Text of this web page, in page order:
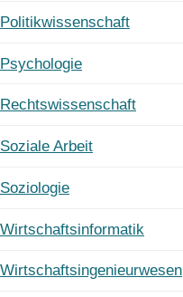
Politikwissenschaft
Psychologie
Rechtswissenschaft
Soziale Arbeit
Soziologie
Wirtschaftsinformatik
Wirtschaftsingenieurwesen